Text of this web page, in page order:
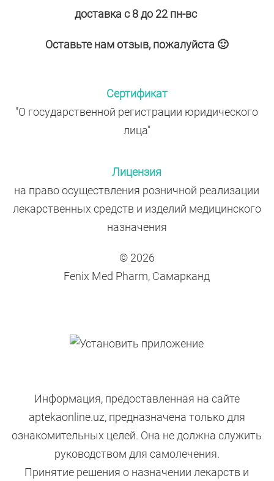
доставка с 8 до 22 пн-вс
Оставьте нам отзыв, пожалуйста 🙂
Сертификат
"О государственной регистрации юридического
лица"
Лицензия
на право осуществления розничной реализации
лекарственных средств и изделий медицинского
назначения
© 2026
Fenix Med Pharm, Самарканд
Информация, предоставленная на сайте
aptekaonline.uz, предназначена только для
ознакомительных целей. Она не должна служить
руководством для самолечения.
Принятие решения о назначении лекарств и